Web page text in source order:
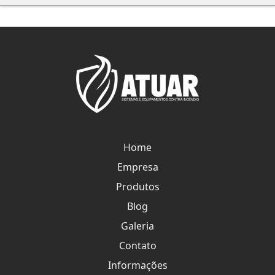
Porta corta fogo completa
Pressostato hidrantes
Sistema de hidrantes e mangotinhos
Alarme de incêndio endereçável Goiânia
Alarme de incêndio Tocantins
Home
Empresa
Produtos
Blog
Galeria
Contato
Informações